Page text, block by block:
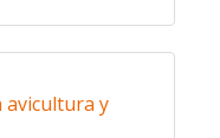
avicultura y